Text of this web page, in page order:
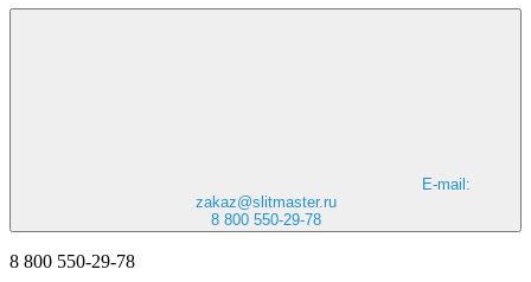
E-mail:
zakaz@slitmaster.ru
8 800 550-29-78
8 800 550-29-78